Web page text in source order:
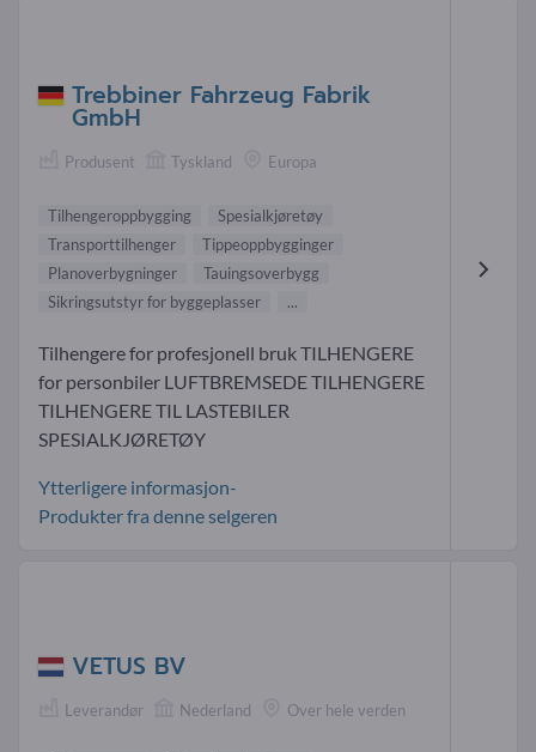
Trebbiner Fahrzeug Fabrik
GmbH
Produsent Tyskland Europa
Tilhengeroppbygging
Spesialkjøretøy
Transporttilhenger
Tippeoppbygginger
Planoverbygninger
Tauingsoverbygg
Sikringsutstyr for byggeplasser
...
Tilhengere for profesjonell bruk TILHENGERE
for personbiler LUFTBREMSEDE TILHENGERE
TILHENGERE TIL LASTEBILER
SPESIALKJØRETØY
Ytterligere informasjon-
Produkter fra denne selgeren
VETUS BV
Leverandør Nederland Over hele verden